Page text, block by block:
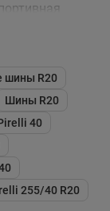
к
резиновой
этого
шины
шины R20
Шины R20
40
255/40 R20